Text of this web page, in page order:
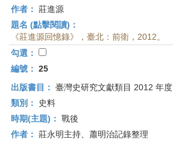
作者： 莊進源
題名 (點擊閱讀)：
《莊進源回憶錄》，臺北：前衛，2012。
勾選：
編號： 25
出版書目： 臺灣史研究文獻類目 2012 年度
類別：
史料
時期(主題)： 戰後
作者： 莊永明主持、蕭明治記錄整理